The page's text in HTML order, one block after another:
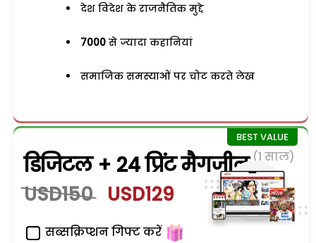
देश विदेश के राजनैतिक मुद्दे
7000 से ज्यादा कहानियां
समाजिक समस्याओं पर चोट करते लेख
डिजिटल + 24 प्रिंट मैगजीन (1 साल)
USD150 USD129
सब्सक्रिप्शन गिफ्ट करें